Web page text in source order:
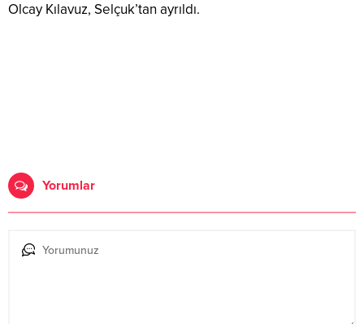
Olcay Kılavuz, Selçuk’tan ayrıldı.
Yorumlar